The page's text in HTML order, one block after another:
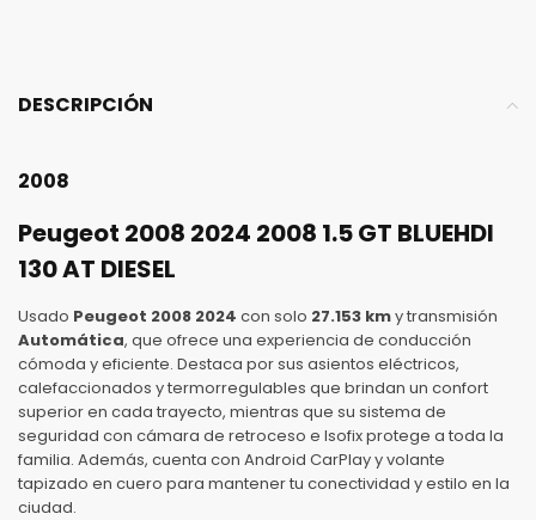
DESCRIPCIÓN
2008
Peugeot 2008 2024 2008 1.5 GT BLUEHDI
130 AT DIESEL
Usado Peugeot 2008 2024 con solo 27.153 kmy transmisión
Automática, que ofrece una experiencia de conducción
cómoda y eficiente. Destaca por sus asientos eléctricos,
calefaccionados y termorregulables que brindan un confort
superior en cada trayecto, mientras que su sistema de
seguridad con cámara de retroceso e Isofix protege a toda la
familia. Además, cuenta con Android CarPlay y volante
tapizado en cuero para mantener tu conectividad y estilo en la
ciudad.